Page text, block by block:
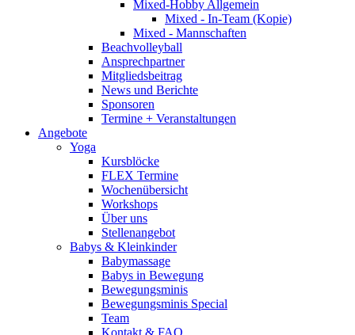
Mixed-Hobby Allgemein
Mixed - In-Team (Kopie)
Mixed - Mannschaften
Beachvolleyball
Ansprechpartner
Mitgliedsbeitrag
News und Berichte
Sponsoren
Termine + Veranstaltungen
Angebote
Yoga
Kursblöcke
FLEX Termine
Wochenübersicht
Workshops
Über uns
Stellenangebot
Babys & Kleinkinder
Babymassage
Babys in Bewegung
Bewegungsminis
Bewegungsminis Special
Team
Kontakt & FAQ